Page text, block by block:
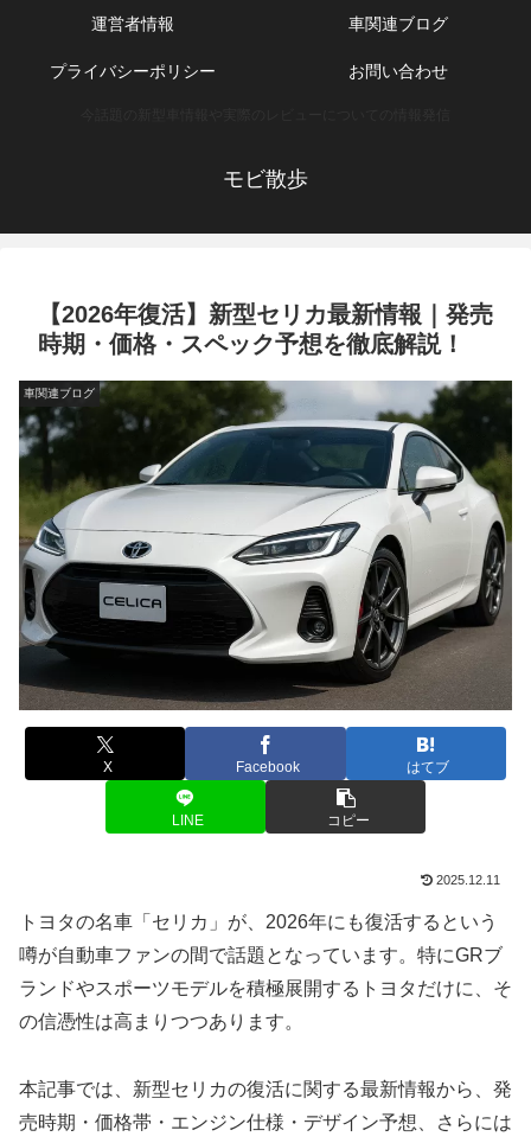
モビ散歩
運営者情報 車関連ブログ
プライバシーポリシー お問い合わせ
【2026年復活】新型セリカ最新情報｜発売
時期・価格・スペック予想を徹底解説！
車関連ブログ
X Facebook はてブ
LINE コピー
2025.12.11
トヨタの名車「セリカ」が、2026年にも復活するという
噂が自動車ファンの間で話題となっています。特にGRブ
ランドやスポーツモデルを積極展開するトヨタだけに、そ
の信憑性は高まりつつあります。
本記事では、新型セリカの復活に関する最新情報から、発
売時期・価格帯・エンジン仕様・デザイン予想、さらには